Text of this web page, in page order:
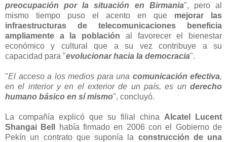
preocupación por la situación en Birmania", pero al
mismo tiempo puso el acento en que mejorar las
infraestructuras de telecomunicaciones beneficia
ampliamente a la población al favorecer el bienestar
económico y cultural que a su vez contribuye a su
capacidad para "evolucionar hacia la democracia".
"El acceso a los medios para una comunicación efectiva,
en el interior y en el exterior de un país, es un derecho
humano básico en sí mismo", concluyó.
La compañía explicó que su filial china Alcatel Lucent
Shangai Bell
había firmado en 2006 con el Gobierno de
Pekín un contrato que suponía la construcción de una